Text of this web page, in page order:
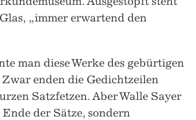
„immer erwartend den
man diese Werke des gebürtigen
enden die Gedichtzeilen
Satzfetzen. Aber Walle Sayer
der Sätze, sondern